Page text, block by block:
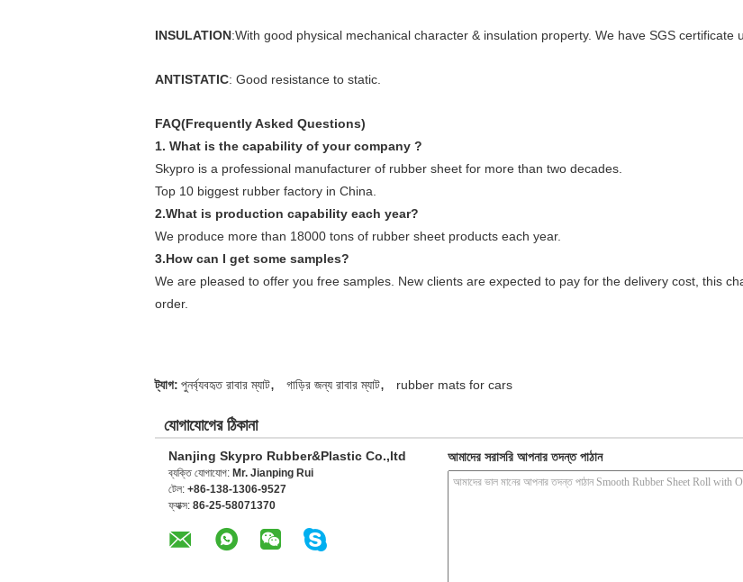
INSULATION:With good physical mechanical character & insulation property. We have SGS certificate
ANTISTATIC: Good resistance to static.
FAQ(Frequently Asked Questions)
1. What is the capability of your company ?
Skypro is a professional manufacturer of rubber sheet for more than two decades.
Top 10 biggest rubber factory in China.
2.What is production capability each year?
We produce more than 18000 tons of rubber sheet products each year.
3.How can I get some samples?
We are pleased to offer you free samples. New clients are expected to pay for the delivery cost, this
order.
ট্যাগ: পুনর্ব্যবহৃত রাবার ম্যাট, গাড়ির জন্য রাবার ম্যাট, rubber mats for cars
যোগাযোগের ঠিকানা
Nanjing Skypro Rubber&Plastic Co.,ltd
ব্যক্তি যোগাযোগ: Mr. Jianping Rui
টেল: +86-138-1306-9527
ফ্যাক্স: 86-25-58071370
আমাদের সরাসরি আপনার তদন্ত পাঠান